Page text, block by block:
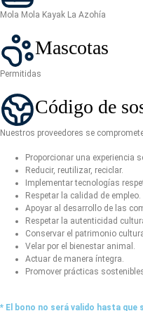
Mola Mola Kayak La Azohía
Mascotas
Permitidas
Código de
Nuestros proveedores se
Proporcionar una experiencia
Reducir, reutilizar, reciclar.
Implementar tecnologías
Respetar la calidad de empleo.
Apoyar al desarrollo de las
Respetar la autenticidad
Conservar el patrimonio
Velar por el bienestar animal.
Actuar de manera íntegra.
Promover prácticas
* El bono no será valido hasta